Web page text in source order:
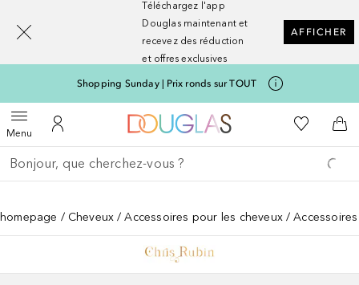
Téléchargez l'app
Douglas maintenant et
recevez des réduction
et offres exclusives
AFFICHER
Shopping Sunday | Prix ronds sur TOUT
MenuOuvrir le menuVers Mon Compte
Vers l'accueil Nocibé
Vers Ma
Retourner
Effectuer la recherche
homepage Cheveux Accessoires pour les cheveux
[navigation.slideout.screenreader]